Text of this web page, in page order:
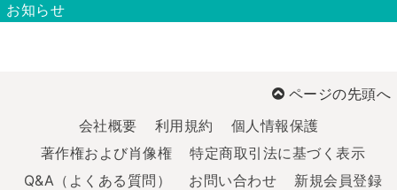
お知らせ
ページの先頭へ
会社概要
利用規約
個人情報保護
著作権および肖像権
特定商取引法に基づく表示
Q&A（よくある質問）
お問い合わせ 新規会員登録